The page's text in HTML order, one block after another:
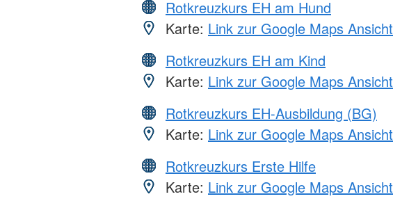
Rotkreuzkurs EH am Hund
Karte: Link zur Google Maps Ansicht
Rotkreuzkurs EH am Kind
Karte: Link zur Google Maps Ansicht
Rotkreuzkurs EH-Ausbildung (BG)
Karte: Link zur Google Maps Ansicht
Rotkreuzkurs Erste Hilfe
Karte: Link zur Google Maps Ansicht